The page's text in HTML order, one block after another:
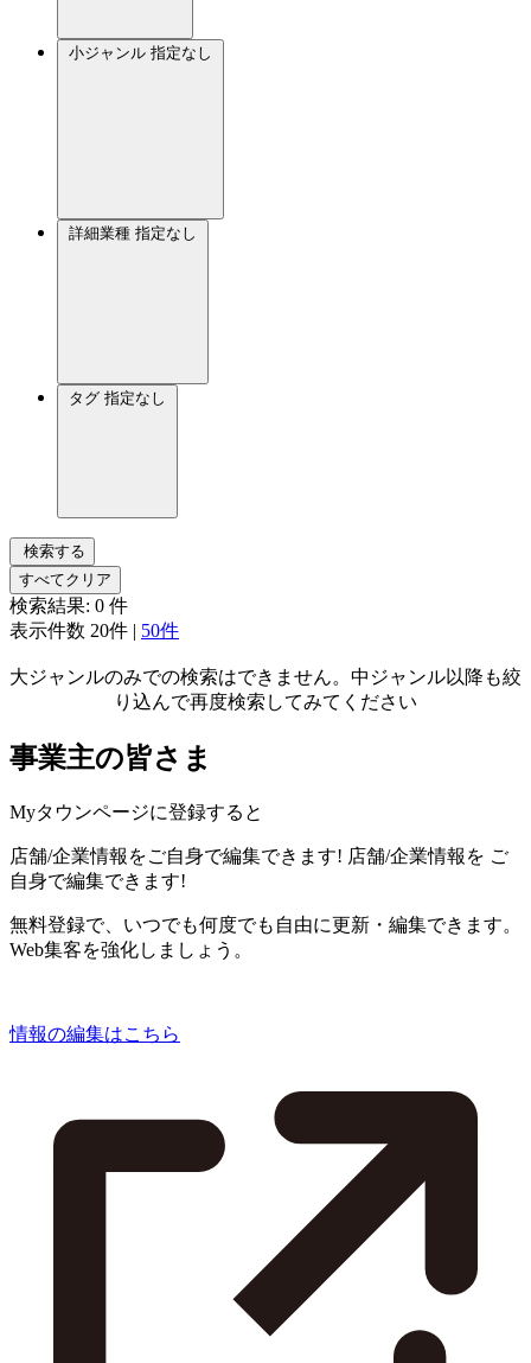
小ジャンル 指定なし
詳細業種 指定なし
タグ 指定なし
検索する
すべてクリア
検索結果: 0 件
表示件数 20件 | 50件
大ジャンルのみでの検索はできません。中ジャンル以降も絞
り込んで再度検索してみてください
事業主の皆さま
Myタウンページに登録すると
店舗/企業情報をご自身で編集できます! 店舗/企業情報を ご
自身で編集できます!
無料登録で、いつでも何度でも自由に更新・編集できます。
Web集客を強化しましょう。
情報の編集はこちら